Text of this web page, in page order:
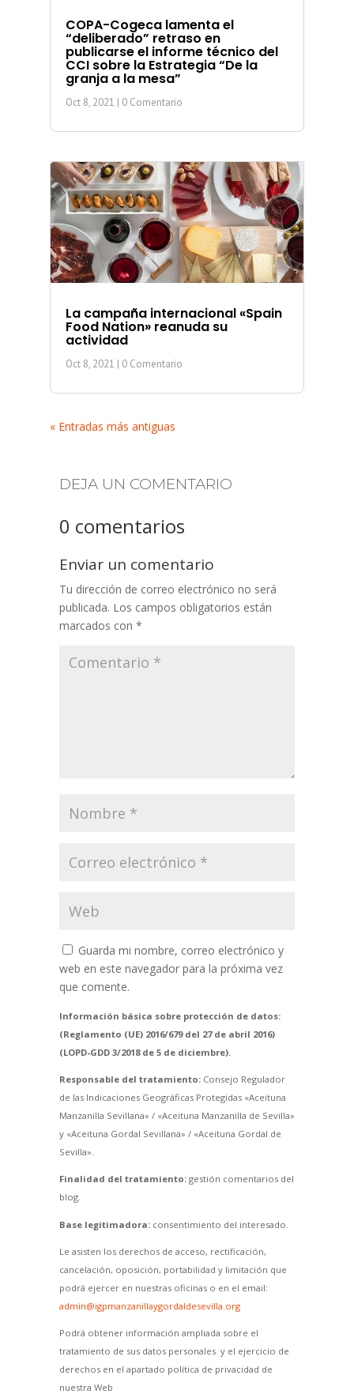
COPA-Cogeca lamenta el
“deliberado” retraso en
publicarse el informe técnico del
CCI sobre la Estrategia “De la
granja a la mesa”
Oct 8, 2021 | 0 Comentario
La campaña internacional «Spain
Food Nation» reanuda su
actividad
Oct 8, 2021 | 0 Comentario
« Entradas más antiguas
DEJA UN COMENTARIO
0 comentarios
Enviar un comentario
Tu dirección de correo electrónico no será
publicada. Los campos obligatorios están
marcados con *
Guarda mi nombre, correo electrónico y
web en este navegador para la próxima vez
que comente.
Información básica sobre protección de datos:
(Reglamento (UE) 2016/679 del 27 de abril 2016)
(LOPD-GDD 3/2018 de 5 de diciembre).
Responsable del tratamiento:Consejo Regulador
de las Indicaciones Geográficas Protegidas «Aceituna
Manzanilla Sevillana» / «Aceituna Manzanilla de Sevilla»
y «Aceituna Gordal Sevillana» / «Aceituna Gordal de
Sevilla».
Finalidad del tratamiento:gestión comentarios del
blog.
Base legitimadora:consentimiento del interesado.
Le asisten los derechos de acceso, rectificación,
cancelación, oposición, portabilidad y limitación que
podrá ejercer en nuestras oficinas o en el email:
admin@igpmanzanillaygordaldesevilla.org
Podrá obtener información ampliada sobre el
tratamiento de sus datos personales y el ejercicio de
derechos en el apartado política de privacidad de
nuestra Web